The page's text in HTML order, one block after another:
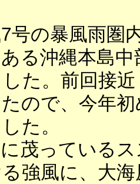
号の暴風雨圏
る沖縄本島
た。前回接
ので、今年
た。
茂っているス
強風に、大